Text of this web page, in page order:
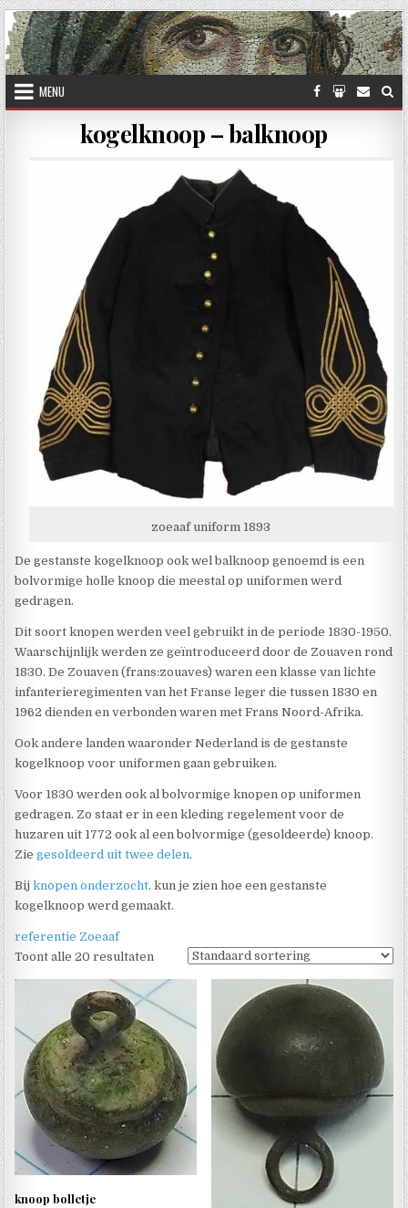
Skip to content
MENU
kogelknoop – balknoop
zoeaaf uniform 1893
De gestanste kogelknoop ook wel balknoop genoemd is een
bolvormige holle knoop die meestal op uniformen werd
gedragen.
Dit soort knopen werden veel gebruikt in de periode 1830-1950.
Waarschijnlijk werden ze geïntroduceerd door de Zouaven rond
1830. De Zouaven (frans:zouaves) waren een klasse van lichte
infanterieregimenten van het Franse leger die tussen 1830 en
1962 dienden en verbonden waren met Frans Noord-Afrika.
Ook andere landen waaronder Nederland is de gestanste
kogelknoop voor uniformen gaan gebruiken.
Voor 1830 werden ook al bolvormige knopen op uniformen
gedragen. Zo staat er in een kleding regelement voor de
huzaren uit 1772 ook al een bolvormige (gesoldeerde) knoop.
Ziegesoldeerd uit twee delen.
Bijknopen onderzocht. kun je zien hoe een gestanste
kogelknoop werd gemaakt.
referentie Zoeaaf
Toont alle 20 resultaten
knoop bolletje